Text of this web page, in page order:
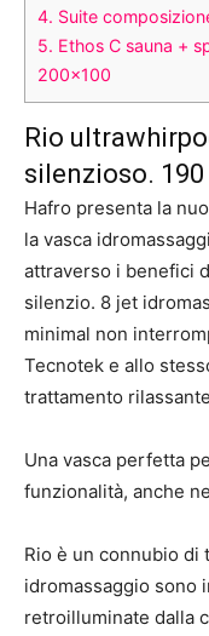
4. Suite
5. Ethos C sauna +
200×100
Rio
silenzioso. 190
Hafro presenta la
la vasca
attraverso i benefici
silenzio. 8 jet
minimal non
Tecnotek e allo
trattamento
Una vasca perfetta
funzionalità, anche
Rio è un connubio di
idromassaggio sono
retroilluminate dalla